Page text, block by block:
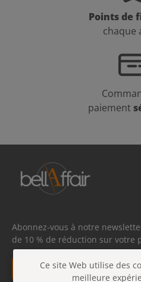
Points de
chaque
paiement
Abonnez-vous à notre
de 10 % de réduction sur votre
Adresse e-mail*
Ce site Web utilise des
meilleure